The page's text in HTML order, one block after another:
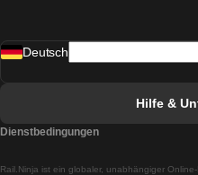
Rail.Ninja ist ein globaler, unabhängiger
Deutsch
Hilfe &
Dienstbedingungen